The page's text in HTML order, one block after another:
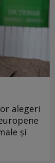
alegeri
și